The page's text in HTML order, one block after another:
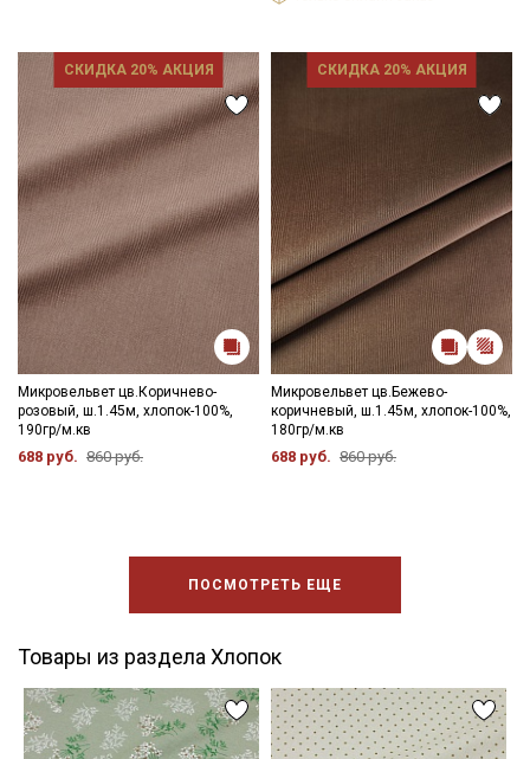
СКИДКА 20% АКЦИЯ
Микровельвет цв.Коричнево-
розовый, ш.1.45м, хлопок-100%,
190гр/м.кв
688 руб. 860 руб.
СКИДКА 20% АКЦИЯ
Микровельвет цв.Бежево-
коричневый, ш.1.45м, хлопок-100%,
180гр/м.кв
688 руб. 860 руб.
ПОСМОТРЕТЬ ЕЩЕ
Товары из раздела Хлопок